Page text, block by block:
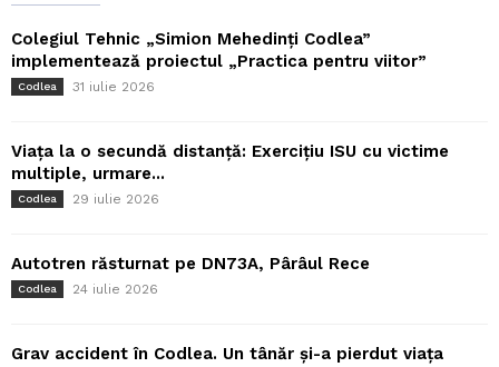
Colegiul Tehnic „Simion Mehedinți Codlea”
implementează proiectul „Practica pentru viitor”
Codlea 31 iulie 2026
Viața la o secundă distanță: Exercițiu ISU cu victime
multiple, urmare...
Codlea 29 iulie 2026
Autotren răsturnat pe DN73A, Pârâul Rece
Codlea 24 iulie 2026
Grav accident în Codlea. Un tânăr și-a pierdut viața